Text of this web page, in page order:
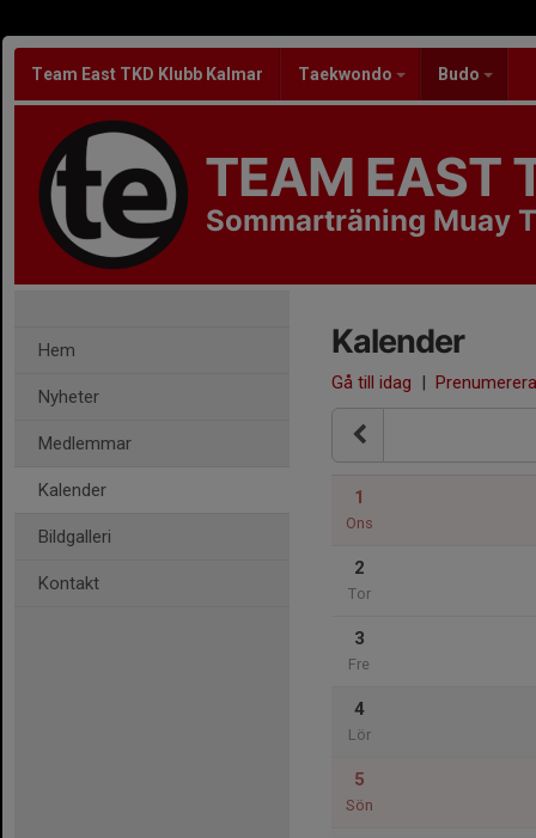
Team East TKD Klubb Kalmar Taekwondo Budo
TEAM EAST
Sommarträning Muay
Hem
Nyheter
Medlemmar
Kalender
Bildgalleri
Kontakt
Kalender
Gå till idag | Prenumerera
1
Ons
2
Tor
3
Fre
4
Lör
5
Sön